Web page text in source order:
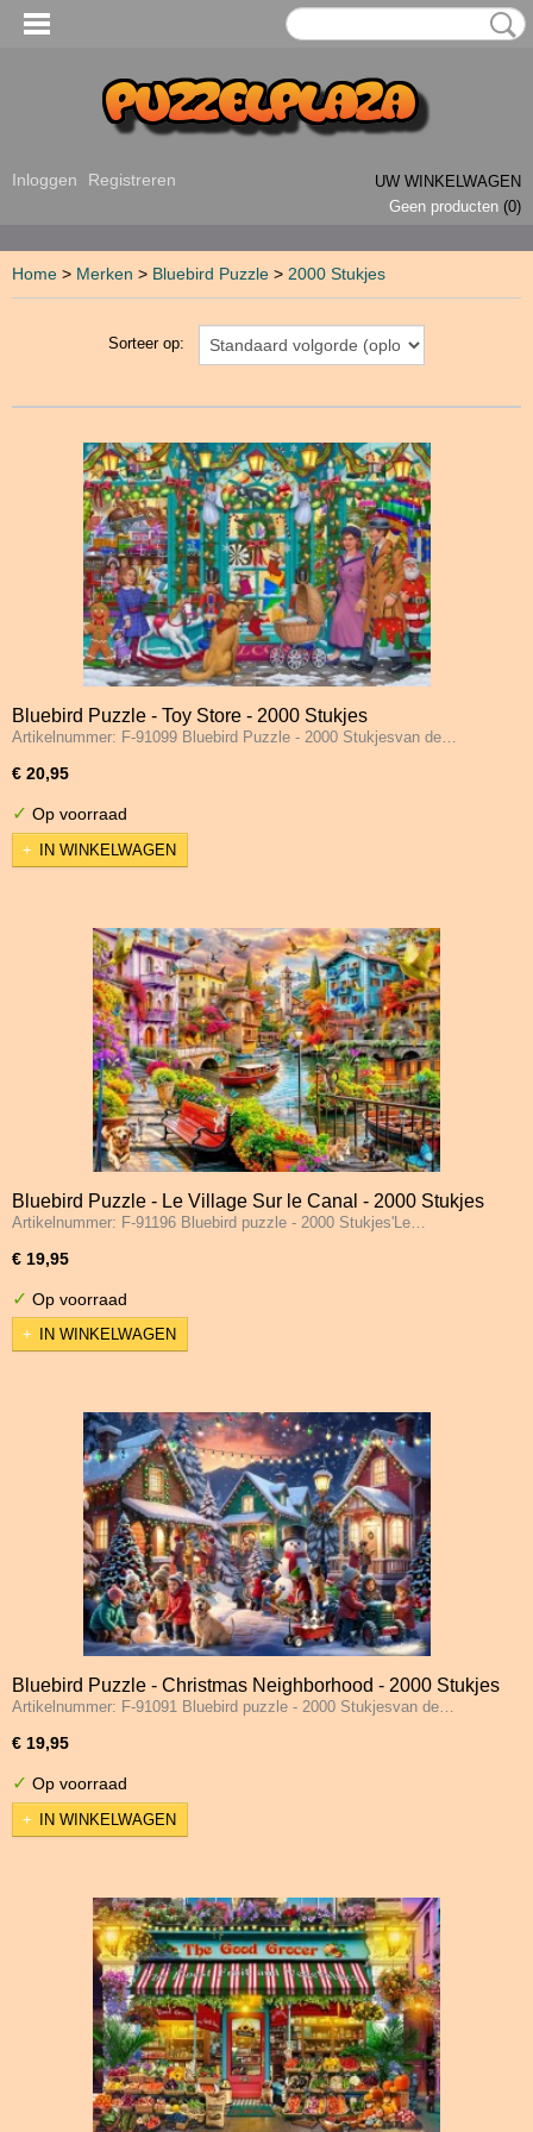
Inloggen Registreren
UW WINKELWAGEN
Geen producten (0)
Home > Merken > Bluebird Puzzle > 2000 Stukjes
Sorteer op:
Bluebird Puzzle - Toy Store - 2000 Stukjes
Artikelnummer: F-91099 Bluebird Puzzle - 2000 Stukjesvan de…
€ 20,95
✓ Op voorraad
IN WINKELWAGEN
Bluebird Puzzle - Le Village Sur le Canal - 2000 Stukjes
Artikelnummer: F-91196 Bluebird puzzle - 2000 Stukjes'Le…
€ 19,95
✓ Op voorraad
IN WINKELWAGEN
Bluebird Puzzle - Christmas Neighborhood - 2000 Stukjes
Artikelnummer: F-91091 Bluebird puzzle - 2000 Stukjesvan de…
€ 19,95
✓ Op voorraad
IN WINKELWAGEN